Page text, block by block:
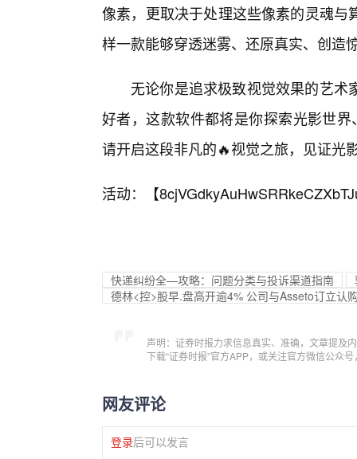
像素，更取决于处理这些像素的灵魂
样一款能够穿透迷雾、还原真实、创造
无论你是追求极致视觉效果的艺
好者，这款软件都将是你探索光影世
请开启这段非凡的🔥视觉之旅，见证光
活动：【
快递纠纷全—攻略：问题分类与投诉渠道指南
德林<控>股早.盘高开逾4% 公司与Asseto订立认
声明：证券时报力求信息真实、准确，文章提及
下载“证券时报”官方APP，或关注官方微信公众
网友评论
登录后可以发言